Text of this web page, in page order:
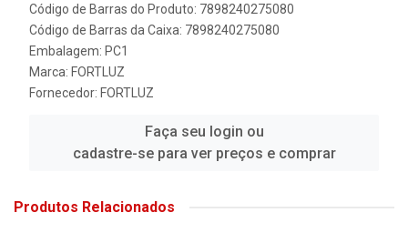
Código de Barras do Produto: 7898240275080
Código de Barras da Caixa: 7898240275080
Embalagem: PC1
Marca: FORTLUZ
Fornecedor: FORTLUZ
Faça seu login ou
cadastre-se para ver preços e comprar
Produtos Relacionados